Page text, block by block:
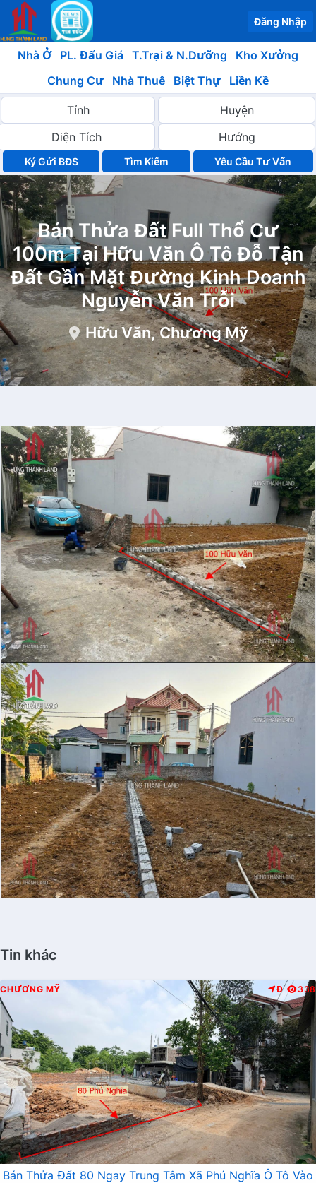
Đăng Nhập
Nhà Ở PL. Đấu Giá T.Trại & N.Dưỡng
Kho Xưởng
Chung Cư
Nhà Thuê Biệt Thự Liền Kề
Ký Gửi BĐS Yêu Cầu Tư Vấn
Bán Thửa Đất Full Thổ Cư
100m Tại Hữu Văn Ô Tô Đỗ Tận
Đất Gần Mặt Đường Kinh Doanh
Nguyễn Văn Trỗi
Hữu Văn, Chương Mỹ
Tin khác
CHƯƠNG MỸ Đ 338
Bán Thửa Đất 80 Ngay Trung Tâm Xã Phú Nghĩa Ô Tô Vào